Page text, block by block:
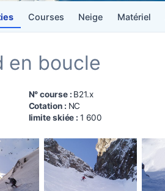
Courses Neige Matériel
en boucle
N° course : B21.x
Cotation : NC
limite skiée :1 600